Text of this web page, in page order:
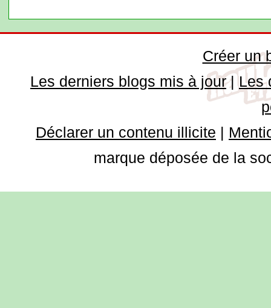
Créer un
Les derniers blogs mis à jour|Les
Déclarer un contenu illicite |
marque déposée de la